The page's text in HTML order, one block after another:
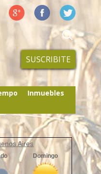
SUSCRIBITE
Inmuebles
Aires